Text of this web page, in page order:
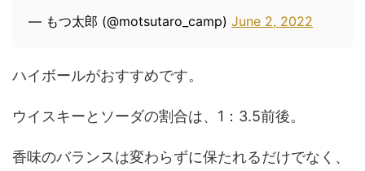
— もつ太郎 (@motsutaro_camp) June 2, 2022
ハイボールがおすすめです。
ウイスキーとソーダの割合は、1：3.5前後。
香味のバランスは変わらずに保たれるだけでなく、